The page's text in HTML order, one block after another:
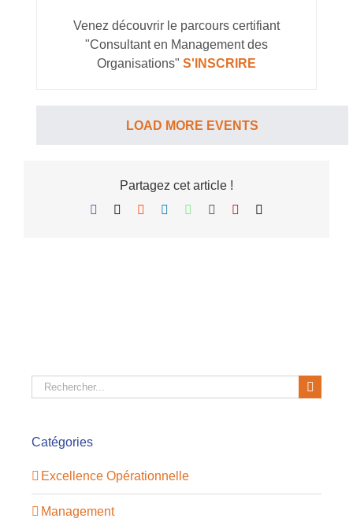
Venez découvrir le parcours certifiant
"Consultant en Management des
Organisations" S'INSCRIRE
LOAD MORE EVENTS
Partagez cet article !
Facebook Reddit LinkedInWhatsApp
TumblrPinterest
Rechercher:
Catégories
Excellence Opérationnelle
Management